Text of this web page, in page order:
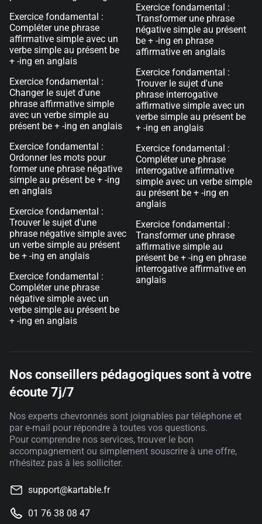
Exercice fondamental :
Compléter une phrase
affirmative simple avec un
verbe simple au présent be
+ -ing en anglais
Exercice fondamental :
Changer le sujet d'une
phrase affirmative simple
avec un verbe simple au
présent be + -ing en anglais
Exercice fondamental :
Ordonner les mots pour
former une phrase négative
simple au présent be + -ing
en anglais
Exercice fondamental :
Trouver le sujet d'une
phrase négative simple avec
un verbe simple au présent
be + -ing en anglais
Exercice fondamental :
Compléter une phrase
négative simple avec un
verbe simple au présent be
+ -ing en anglais
Exercice fondamental :
Transformer une phrase
négative simple au présent
be + -ing en phrase
affirmative en anglais
Exercice fondamental :
Trouver le sujet d'une
phrase interrogative
affirmative simple avec un
verbe simple au présent be
+ -ing en anglais
Exercice fondamental :
Compléter une phrase
interrogative affirmative
simple avec un verbe simple
au présent be + -ing en
anglais
Exercice fondamental :
Transformer une phrase
affirmative simple au
présent be + -ing en phrase
interrogative affirmative en
anglais
Nos conseillers pédagogiques sont à votre
écoute 7j/7
Nos experts chevronnés sont joignables par téléphone et
par e-mail pour répondre à toutes vos questions.
Pour comprendre nos services, trouver le bon
accompagnement ou simplement souscrire à une offre,
n'hésitez pas à les solliciter.
support@kartable.fr
01 76 38 08 47